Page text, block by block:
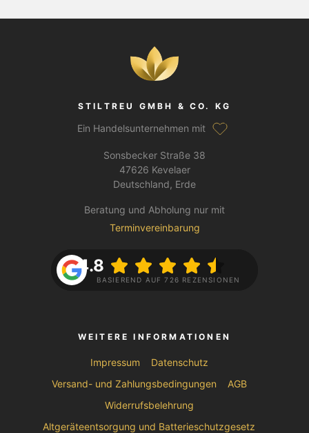
STILTREU GMBH & CO. KG
Ein Handelsunternehmen mit
Sonsbecker Straße 38
47626 Kevelaer
Deutschland, Erde
Beratung und Abholung nur mit
Terminvereinbarung
4.8
BASIEREND AUF 726 REZENSIONEN
WEITERE INFORMATIONEN
Impressum
Datenschutz
Versand- und Zahlungsbedingungen
AGB
Widerrufsbelehrung
Altgeräteentsorgung und Batterieschutzgesetz